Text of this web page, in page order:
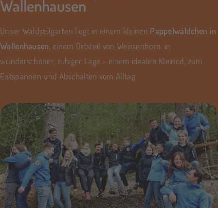
Wallenhausen
Unser Waldseilgarten liegt in einem kleinen Pappelwäldchen in
Wallenhausen, einem Ortsteil von Weissenhorn, in
wunderschöner, ruhiger Lage – einem idealen Kleinod, zum
Entspannen und Abschalten vom Alltag.